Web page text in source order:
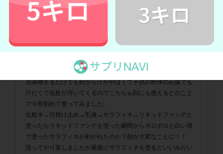
う少し様子をみてみます。
*口コミは個人の感想です。使用感には個人差があります
★★★☆☆ 3.0 (引用元： 楽天市場
洗濯物するだけでも顔から汗がやばくて子供の野球の応援でも
汗だくで化粧が浮いてくるのでこちらゎ顔にも使えるとのこと
で今朝初めて使ってみました。
化粧水→日焼け止め→乳液→サラフィネ→リキッドファンデと
塗ったらリキッドファンデを塗った瞬間からポロポロと白い塊
で塗ったサラフィネが剥がれたのか？顔が大変なことに！！
洗ってやり直しましたが最後にサラフィネを塗るといいみたい